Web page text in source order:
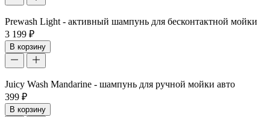
Prewash Light - активный шампунь для бесконтактной мойки
3 199 ₽
В корзину
Juicy Wash Mandarine - шампунь для ручной мойки авто
399 ₽
В корзину